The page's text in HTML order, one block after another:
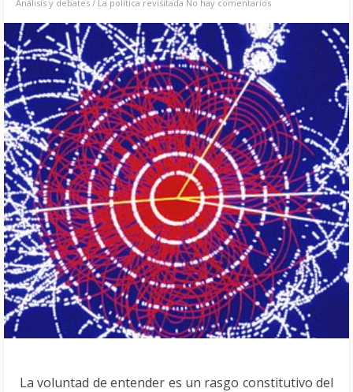
Análisis y debates / La política revisitada No hay comentarios
La voluntad de entender es un rasgo constitutivo del